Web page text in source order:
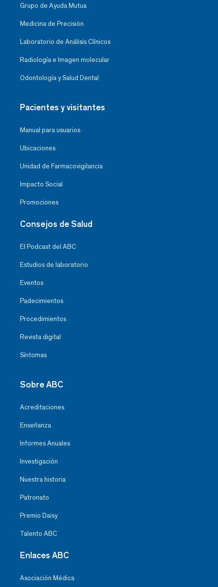
Grupo de Ayuda Mutua
Medicina de Precisión
Laboratorio de Análisis Clínicos
Radiología e Imagen molecular
Odontología y Salud Dental
Pacientes y visitantes
Manual para usuarios
Ubicaciones
Unidad de Farmacovigilancia
Impacto Social
Promociones
Consejos de Salud
El Podcast del ABC
Estudios de laboratorio
Eventos
Padecimientos
Procedimientos
Revista digital
Síntomas
Sobre ABC
Acreditaciones
Enseñanza
Informes Anuales
Investigación
Nuestra historia
Patronato
Premio Daisy
Talento ABC
Enlaces ABC
Asociación Médica